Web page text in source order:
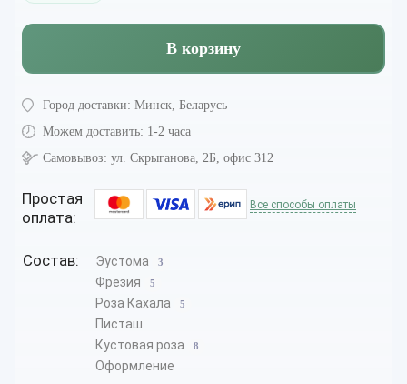
В корзину
Город доставки: Минск, Беларусь
Можем доставить: 1-2 часа
Самовывоз: ул. Скрыганова, 2Б, офис 312
Простая
оплата:
Все способы оплаты
Состав: Эустома 3
Фрезия 5
Роза Кахала 5
Писташ
Кустовая роза
8
Оформление